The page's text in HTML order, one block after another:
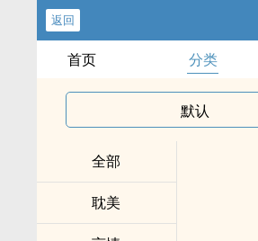
返回
首页 分类
默认
全部
耽美